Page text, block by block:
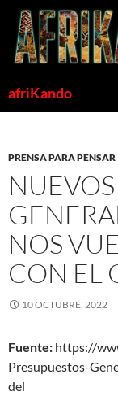
Saltar
contenido
afriKando
PRENSA PARA PENSAR
NOS
CON EL
10 OCTUBRE, 2022
Fuente: https://
Presupuestos-
del